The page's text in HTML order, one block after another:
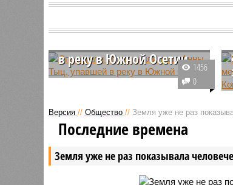
Спасатели обнаружили
в реку в Южной Осетии
В Южной Осетии нашли тело
гражданки России Анны Тыц,
подвесного моста несколькими
днями ранее. Власти Южной
Осетии осуществляли контроль
над поисковыми работами.
1456
0
Версия // Общество // Земля уже не раз
Земля уже не раз показывала
Последние времена